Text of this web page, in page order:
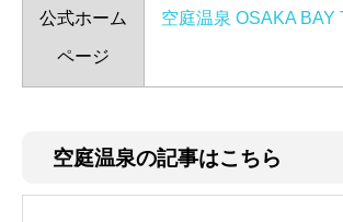
公式ホーム
ページ
空庭温泉 OSAKA BAY
空庭温泉の記事はこちら